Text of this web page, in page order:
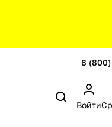
8
Войти